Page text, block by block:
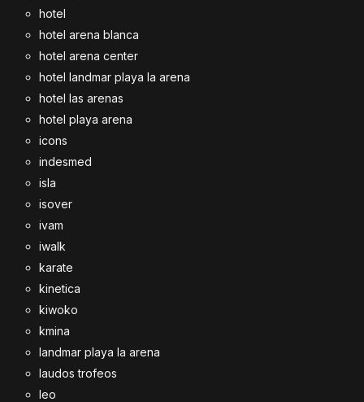
hotel
hotel arena blanca
hotel arena center
hotel landmar playa la arena
hotel las arenas
hotel playa arena
icons
indesmed
isla
isover
ivam
iwalk
karate
kinetica
kiwoko
kmina
landmar playa la arena
laudos trofeos
leo